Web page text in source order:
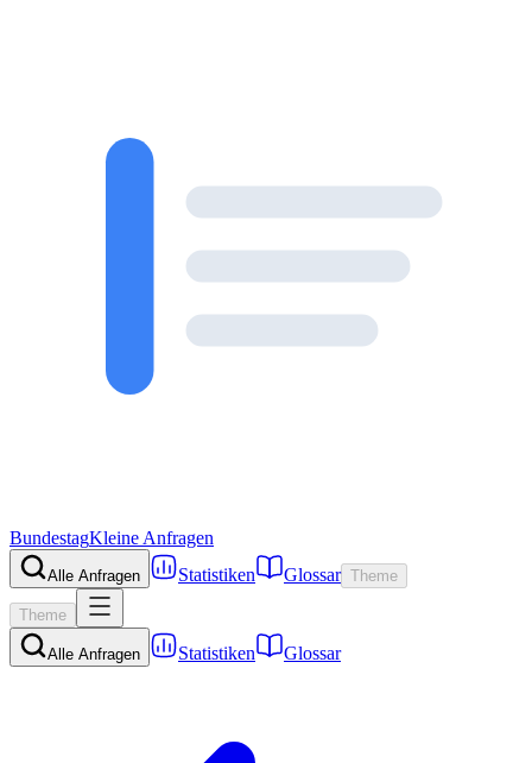
BundestagKleine Anfragen
Alle Anfragen Statistiken Glossar Theme
Theme
Alle Anfragen Statistiken Glossar